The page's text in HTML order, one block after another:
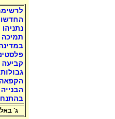
תמיכה
הבנייה
ג' באלול/